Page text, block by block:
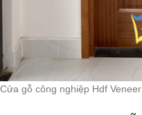
Cửa gỗ công nghiệp Hdf Veneer